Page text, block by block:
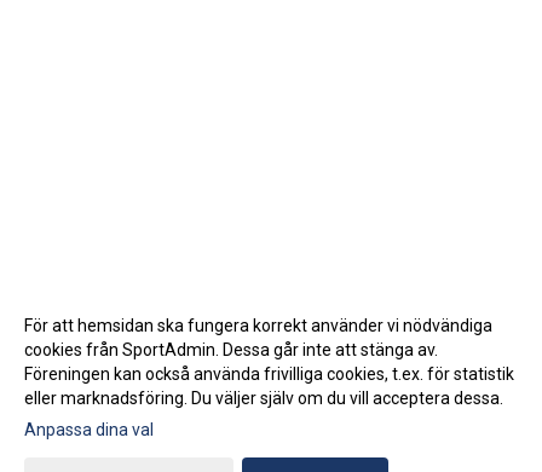
Gå till Webbversion
För att hemsidan ska fungera korrekt använder vi nödvändiga
cookies från SportAdmin. Dessa går inte att stänga av.
Föreningen kan också använda frivilliga cookies, t.ex. för statistik
eller marknadsföring. Du väljer själv om du vill acceptera dessa.
Anpassa dina val